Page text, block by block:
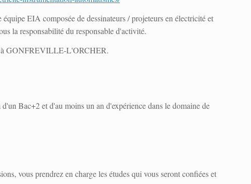
équipe EIA composée de dessinateurs / projeteurs en électricité et
la responsabilité du responsable d'activité.
GONFREVILLE-L'ORCHER.
Bac+2 et d'au moins un an d'expérience dans le domaine de
vous prendrez en charge les études qui vous seront confiées et